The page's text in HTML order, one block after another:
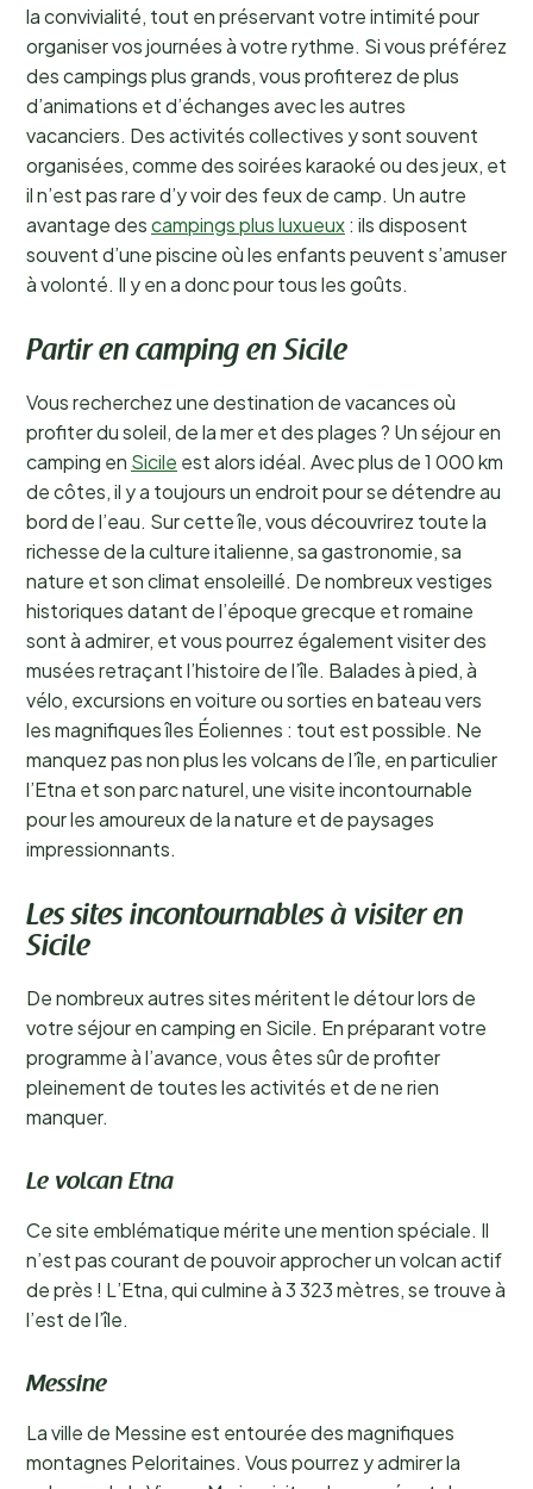
la convivialité, tout en préservant votre intimité pour
organiser vos journées à votre rythme. Si vous préférez
des campings plus grands, vous profiterez de plus
d’animations et d’échanges avec les autres
vacanciers. Des activités collectives y sont souvent
organisées, comme des soirées karaoké ou des jeux, et
il n’est pas rare d’y voir des feux de camp. Un autre
avantage descampings plus luxueux: ils disposent
souvent d’une piscine où les enfants peuvent s’amuser
à volonté. Il y en a donc pour tous les goûts.
Partir en camping en Sicile
Vous recherchez une destination de vacances où
profiter du soleil, de la mer et des plages ? Un séjour en
camping en Sicile est alors idéal. Avec plus de 1 000 km
de côtes, il y a toujours un endroit pour se détendre au
bord de l’eau. Sur cette île, vous découvrirez toute la
richesse de la culture italienne, sa gastronomie, sa
nature et son climat ensoleillé. De nombreux vestiges
historiques datant de l’époque grecque et romaine
sont à admirer, et vous pourrez également visiter des
musées retraçant l’histoire de l’île. Balades à pied, à
vélo, excursions en voiture ou sorties en bateau vers
les magnifiques îles Éoliennes : tout est possible. Ne
manquez pas non plus les volcans de l’île, en particulier
l’Etna et son parc naturel, une visite incontournable
pour les amoureux de la nature et de paysages
impressionnants.
Les sites incontournables à visiter en
Sicile
De nombreux autres sites méritent le détour lors de
votre séjour en camping en Sicile. En préparant votre
programme à l’avance, vous êtes sûr de profiter
pleinement de toutes les activités et de ne rien
manquer.
Le volcan Etna
Ce site emblématique mérite une mention spéciale. Il
n’est pas courant de pouvoir approcher un volcan actif
de près ! L’Etna, qui culmine à 3 323 mètres, se trouve à
l’est de l’île.
Messine
La ville de Messine est entourée des magnifiques
montagnes Peloritaines. Vous pourrez y admirer la